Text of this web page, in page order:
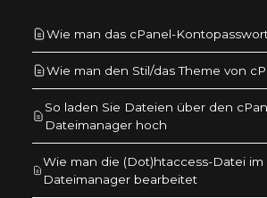
Wie man das cPanel-
Wie man den Stil/das Theme von
So laden Sie Dateien über den
Dateimanager hoch
Wie man die (Dot)htaccess-Datei im
Dateimanager bearbeitet